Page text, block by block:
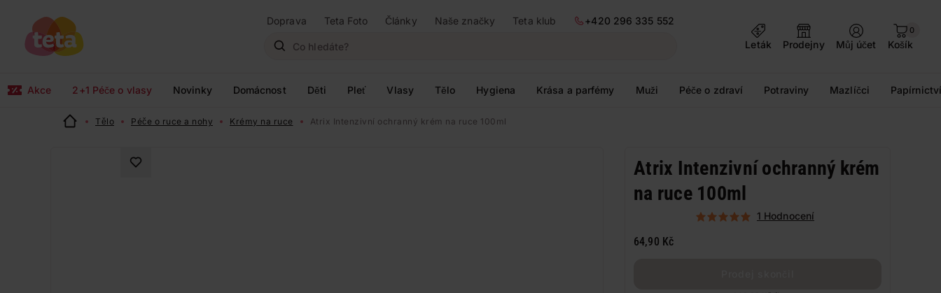
Doprava Teta Foto Články Naše značky Teta klub
+420 296 335 552
Leták
Prodejny Můj účet
0
Košík
Akce 2+1 Péče o vlasy Novinky Domácnost Děti Pleť Vlasy Tělo Hygiena Krása a parfémy Muži Péče o zdraví Potraviny Mazlíčci
Tělo Péče o ruce a nohy Krémy na ruce Atrix Intenzivní ochranný krém na ruce 100ml
Atrix Intenzivní ochranný krém
na ruce 100ml
1 Hodnocení
64,90 Kč